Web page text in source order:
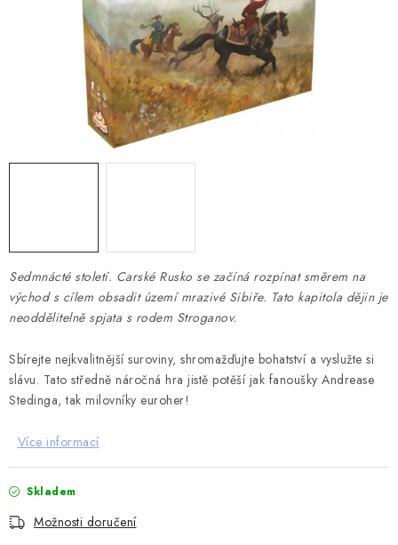
ZÁJMOVÉ ORGANIZACE
ZÁKLADNÍ A MATEŘSKÉ ŠKOLY, STŘEDNÍ ŠKOLY A
JINÁ VZDĚLÁVACÍ ZAŘÍZENÍ
Obchodní podmínky
Doprava a platba
Podmínky ochrany osobních údajů
Kalendář akcí Bohemian Games 🎉
Kde koupit hry Bohemian Games
Zákaznická podpora
Provizní systém
Sedmnácté století. Carské Rusko se začíná rozpínat směrem na
východ s cílem obsadit území mrazivé Sibiře. Tato kapitola dějin je
neoddělitelně spjata s rodem Stroganov.
Sbírejte nejkvalitnější suroviny, shromažďujte bohatství a vyslužte si
slávu. Tato středně náročná hra jistě potěší jak fanoušky Andrease
Stedinga, tak milovníky euroher!
Více informací
Skladem
Možnosti doručení